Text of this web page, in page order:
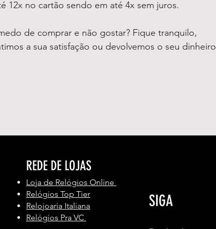
12x no cartão sendo em até 4x sem juros.
de comprar e não gostar? Fique tranquilo,
a sua satisfação ou devolvemos o seu dinheiro
REDE DE LOJAS
Loja de Relógios Online
Relógios Top Tier
Relojoaria Italiana
Relógios Pra VC
SIGA